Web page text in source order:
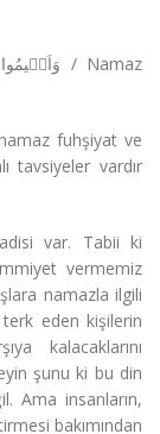
tavsiyeler vardır
var. Tabii ki
vermemiz
namazla ilgili
eden kişilerin
kalacaklarını
şunu ki bu din
Ama insanların,
bakımından